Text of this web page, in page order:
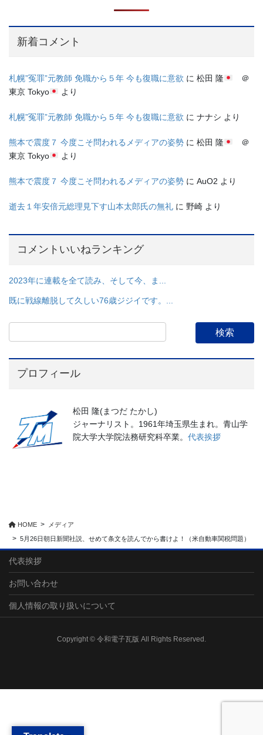
新着コメント
札幌”冤罪”元教師 免職から５年 今も復職に意欲 に 松田 隆
＠
東京 Tokyo
より
札幌”冤罪”元教師 免職から５年 今も復職に意欲 に ナナシ より
熊本で震度７ 今度こそ問われるメディアの姿勢 に 松田 隆
＠
東京 Tokyo
より
熊本で震度７ 今度こそ問われるメディアの姿勢 に AuO2 より
逝去１年安倍元総理見下す山本太郎氏の無礼 に 野崎 より
コメントいいねランキング
2023年に連載を全て読み、そして今、ま...
既に戦線離脱して久しい76歳ジジイです。...
プロフィール
松田 隆(まつだ たかし)
ジャーナリスト。1961年埼玉県生まれ。青山学
院大学大学院法務研究科卒業。 代表挨拶
HOME
メディア
5月26日朝日新聞社説、せめて条文を読んでから書けよ！（米自動車関税問題）
代表挨拶
お問い合わせ
個人情報の取り扱いについて
Copyright © 令和電子瓦版 All Rights Reserved.